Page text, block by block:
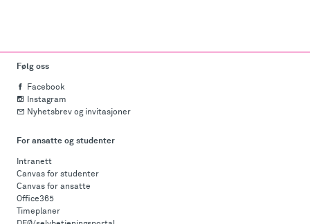
Følg oss
Facebook
Instagram
Nyhetsbrev og invitasjoner
For ansatte og studenter
Intranett
Canvas for studenter
Canvas for ansatte
Office365
Timeplaner